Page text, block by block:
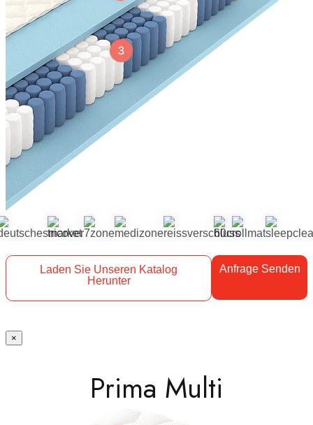
Laden Sie Unseren Katalog
Herunter
Anfrage Senden
×
Prima Multi